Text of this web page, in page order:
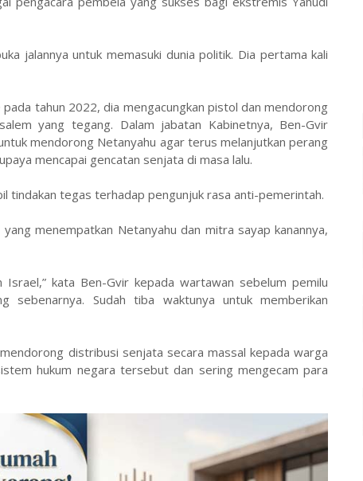
jalannya untuk memasuki dunia politik. Dia pertama kali
tahun 2022, dia mengacungkan pistol dan mendorong
yang tegang. Dalam jabatan Kabinetnya, Ben-Gvir
mendorong Netanyahu agar terus melanjutkan perang
mencapai gencatan senjata di masa lalu.
tindakan tegas terhadap pengunjuk rasa anti-pemerintah.
menempatkan Netanyahu dan mitra sayap kanannya,
Israel,” kata Ben-Gvir kepada wartawan sebelum pemilu
sebenarnya. Sudah tiba waktunya untuk memberikan
distribusi senjata secara massal kepada warga
hukum negara tersebut dan sering mengecam para